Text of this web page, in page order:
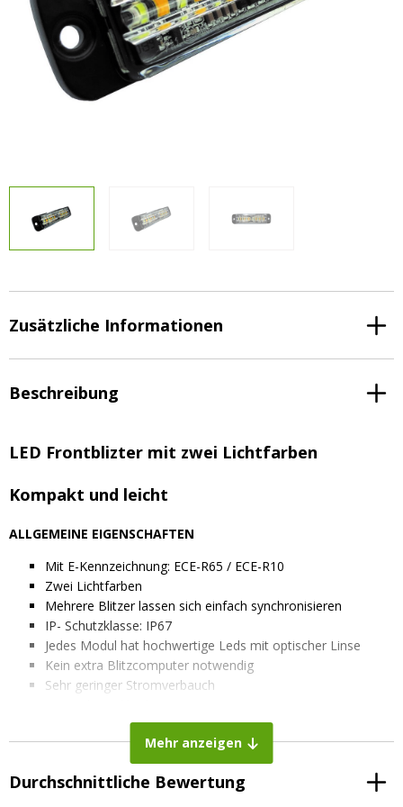
LED Beleuchtungssets
Sonstiges
Kostenlose Lichtplanung
Agrarled Blog
Kontakt
+49(0)1520 5391500
Vorteilsverpackungen
LED Beleuchtungssets
Sonstiges
Kostenlose Lichtplanung
Zusätzliche Informationen
Beschreibung
LED Frontblizter mit zwei Lichtfarben
Kompakt und leicht
ALLGEMEINE EIGENSCHAFTEN
Mit E-Kennzeichnung: ECE-R65 / ECE-R10
Zwei Lichtfarben
Mehrere Blitzer lassen sich einfach synchronisieren
IP- Schutzklasse: IP67
Jedes Modul hat hochwertige Leds mit optischer Linse
Kein extra Blitzcomputer notwendig
Sehr geringer Stromverbauch
ELEKTRISCHE EIGENSCHAFTEN
Spannung: 12-24V
Mehr anzeigen
Durchschnittliche Bewertung